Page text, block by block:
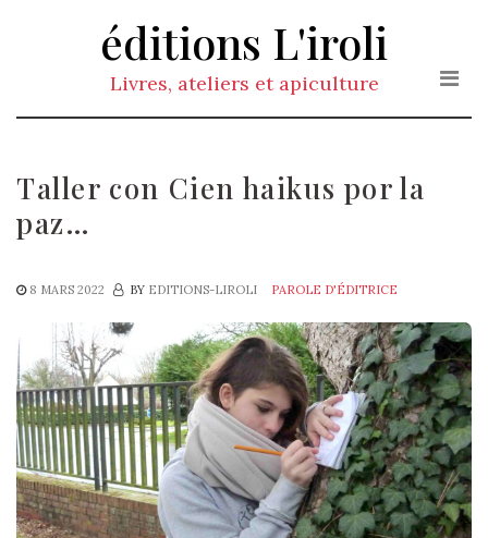
éditions L'iroli
Livres, ateliers et apiculture
Taller con Cien haikus por la
paz…
8 MARS 2022 BY EDITIONS-LIROLI PAROLE D'ÉDITRICE